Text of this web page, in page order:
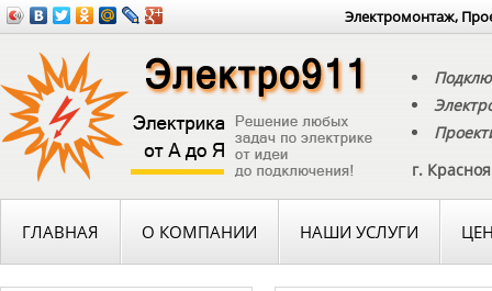
Электромонтаж,
г.
ГЛАВНАЯ О КОМПАНИИ НАШИ УСЛУГИ